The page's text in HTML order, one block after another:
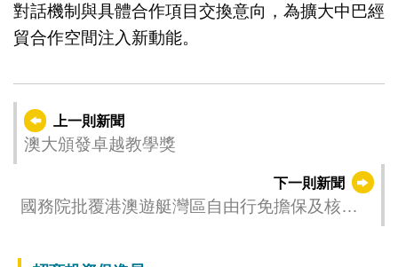
對話機制與具體合作項目交換意向，為擴大中巴經
貿合作空間注入新動能。
上一則新聞
澳大頒發卓越教學獎
下一則新聞
國務院批覆港澳遊艇灣區自由行免擔保及核發